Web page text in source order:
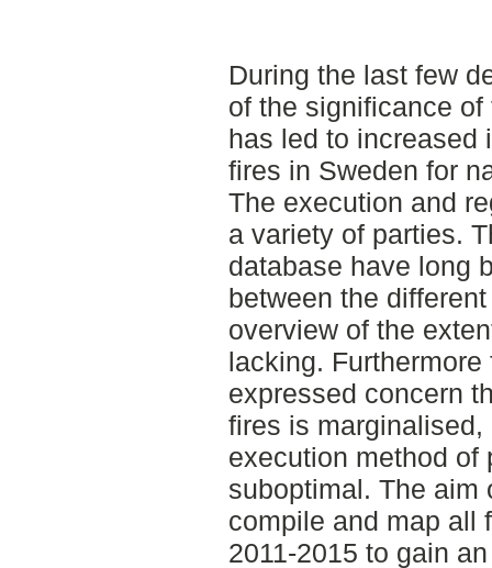
During the last few
of the significance
has led to increased
fires in Sweden for
The execution and
a variety of parties.
database have long
between the
overview of the
lacking.
expressed concern
fires is
execution method of
suboptimal. The aim
compile and map all
2011-2015 to gain